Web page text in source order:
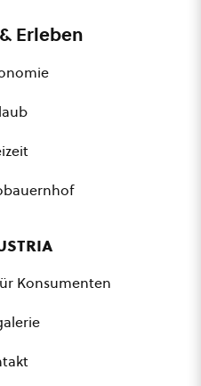
Erleben
Konsumenten